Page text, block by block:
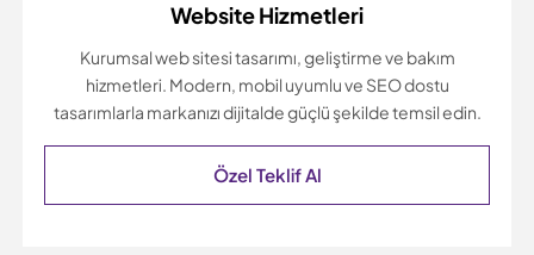
Website Hizmetleri
Kurumsal web sitesi tasarımı, geliştirme ve bakım
hizmetleri. Modern, mobil uyumlu ve SEO dostu
tasarımlarla markanızı dijitalde güçlü şekilde temsil edin.
Özel Teklif Al